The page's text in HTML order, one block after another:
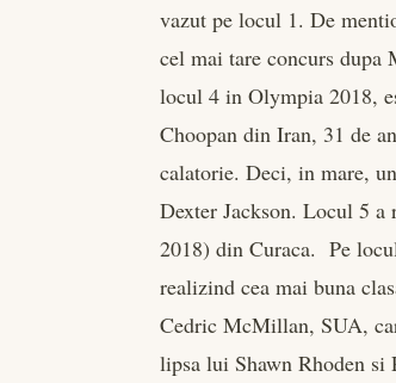
vazut pe locul 1. De
cel mai tare concurs
locul 4 in Olympia 2018,
Choopan din Iran, 31 de
calatorie. Deci, in mare,
Dexter Jackson. Locul 5
2018) din Curaca. Pe
realizind cea mai buna
Cedric McMillan, SUA,
lipsa lui Shawn Rhoden si